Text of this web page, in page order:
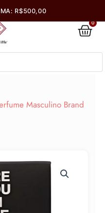
0
Masculino Brand